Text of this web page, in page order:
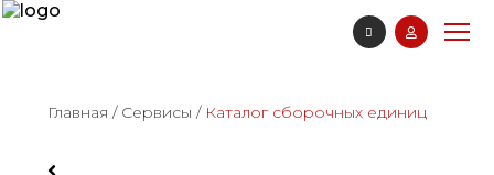
Главная / Сервисы / Каталог сборочных единиц